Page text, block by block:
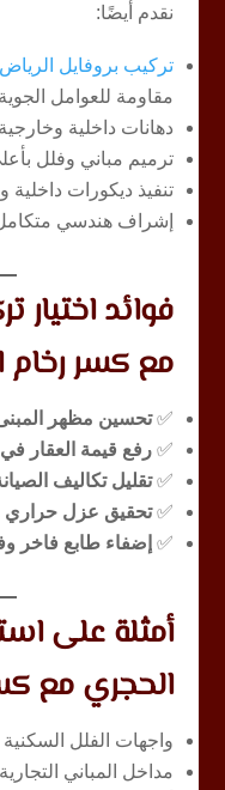
نقدم أيضًا:
تركيب بروفايل الرياض
مقاومة للعوامل
دهانات داخلية
ترميم مباني وفلل
تنفيذ ديكورات
إشراف هندسي
فوائد
مع كسر رخام
✅تحسين مظهر
✅ رفع قيمة العقار
✅تقليل تكاليف
✅تحقيق عزل حراري
✅ إضفاء طابع فاخر
أمثلة على
الحجري مع
واجهات الفلل السكنية
مداخل المباني التجارية